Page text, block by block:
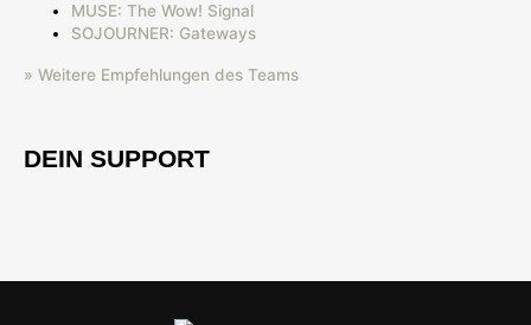
MUSE: The Wow! Signal
SOJOURNER: Gateways
» Weitere Empfehlungen des Teams
DEIN SUPPORT